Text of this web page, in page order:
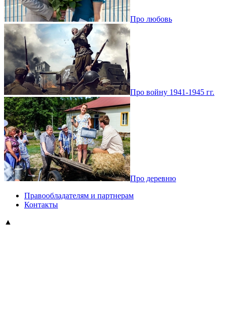
Про любовь
Про войну 1941-1945 гг.
Про деревню
Правообладателям и партнерам
Контакты
▲